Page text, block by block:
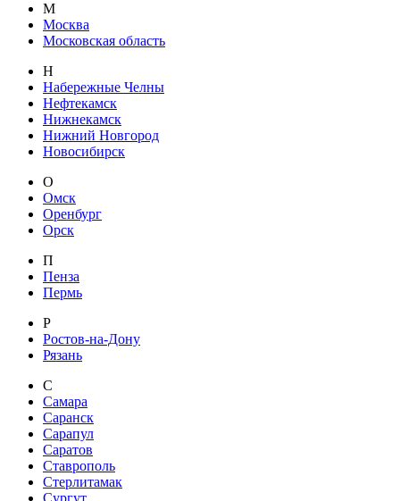
М
Москва
Московская область
Н
Набережные Челны
Нефтекамск
Нижнекамск
Нижний Новгород
Новосибирск
О
Омск
Оренбург
Орск
П
Пенза
Пермь
Р
Ростов-на-Дону
Рязань
С
Самара
Саранск
Сарапул
Саратов
Ставрополь
Стерлитамак